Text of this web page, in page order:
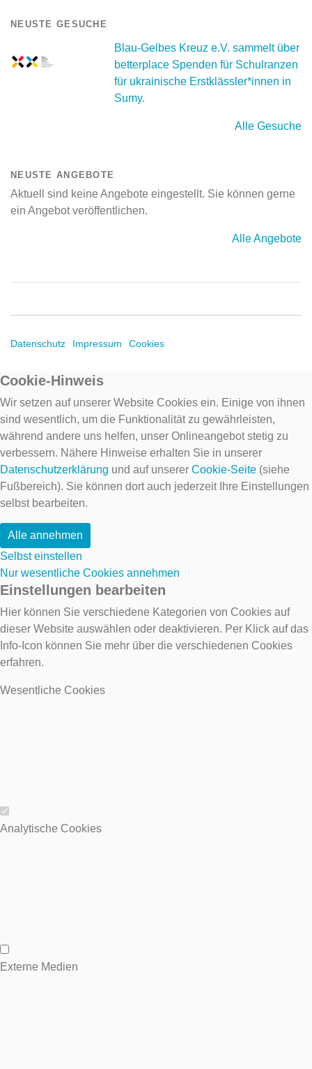
NEUSTE GESUCHE
Blau-Gelbes Kreuz e.V. sammelt über
betterplace Spenden für Schulranzen
für ukrainische Erstklässler*innen in
Sumy.
Alle Gesuche
NEUSTE ANGEBOTE
Aktuell sind keine Angebote eingestellt. Sie können gerne
ein Angebot veröffentlichen.
Alle Angebote
Datenschutz Impressum Cookies
Cookie-Hinweis
Wir setzen auf unserer Website Cookies ein. Einige von ihnen
sind wesentlich, um die Funktionalität zu gewährleisten,
während andere uns helfen, unser Onlineangebot stetig zu
verbessern. Nähere Hinweise erhalten Sie in unserer
Datenschutzerklärung und auf unserer Cookie-Seite (siehe
Fußbereich). Sie können dort auch jederzeit Ihre Einstellungen
selbst bearbeiten.
Alle annehmen
Selbst einstellen
Nur wesentliche Cookies annehmen
Einstellungen bearbeiten
Hier können Sie verschiedene Kategorien von Cookies auf
dieser Website auswählen oder deaktivieren. Per Klick auf das
Info-Icon können Sie mehr über die verschiedenen Cookies
erfahren.
Wesentliche Cookies
Wesentliche Cookies
Analytische Cookies
Analytische Cookies
Externe Medien